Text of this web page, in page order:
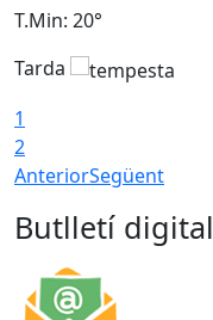
T.Min: 20°
Tarda
1
2
AnteriorSegüent
Butlletí digital